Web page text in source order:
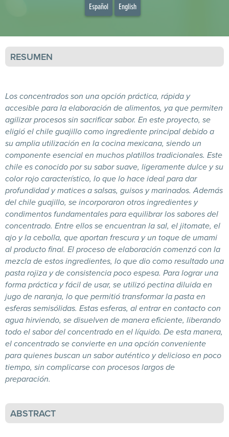
Español English
RESUMEN
Los concentrados son una opción práctica, rápida y
accesible para la elaboración de alimentos, ya que permiten
agilizar procesos sin sacrificar sabor. En este proyecto, se
eligió el chile guajillo como ingrediente principal debido a
su amplia utilización en la cocina mexicana, siendo un
componente esencial en muchos platillos tradicionales. Este
chile es conocido por su sabor suave, ligeramente dulce y su
color rojo característico, lo que lo hace ideal para dar
profundidad y matices a salsas, guisos y marinados.Además
del chile guajillo, se incorporaron otros ingredientes y
condimentos fundamentales para equilibrar los sabores del
concentrado. Entre ellos se encuentran la sal, el jitomate, el
ajo y la cebolla, que aportan frescura y un toque de umami
al producto final. El proceso de elaboración comenzó con la
mezcla de estos ingredientes, lo que dio como resultado una
pasta rojiza y de consistencia poco espesa. Para lograr una
forma práctica y fácil de usar, se utilizó pectina diluida en
jugo de naranja, lo que permitió transformar la pasta en
esferas semisólidas. Estas esferas, al entrar en contacto con
agua hirviendo, se disuelven de manera eficiente, liberando
todo el sabor del concentrado en el líquido. De esta manera,
el concentrado se convierte en una opción conveniente
para quienes buscan un sabor auténtico y delicioso en poco
tiempo, sin complicarse con procesos largos de
preparación.
ABSTRACT